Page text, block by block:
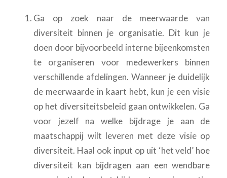
Ga op zoek naar de meerwaarde van
diversiteit binnen je organisatie. Dit kun je
doen door bijvoorbeeld interne bijeenkomsten
te organiseren voor medewerkers binnen
verschillende afdelingen. Wanneer je duidelijk
de meerwaarde in kaart hebt, kun je een visie
op het diversiteitsbeleid gaan ontwikkelen. Ga
voor jezelf na welke bijdrage je aan de
maatschappij wilt leveren met deze visie op
diversiteit. Haal ook input op uit ‘het veld’ hoe
diversiteit kan bijdragen aan een wendbare